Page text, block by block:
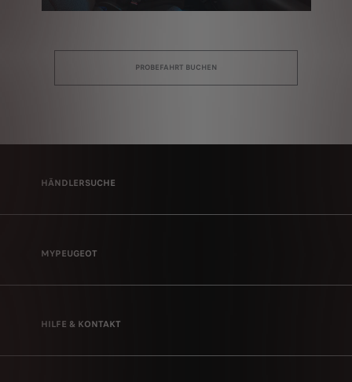
PROBEFAHRT BUCHEN
HÄNDLERSUCHE
MYPEUGEOT
HILFE & KONTAKT